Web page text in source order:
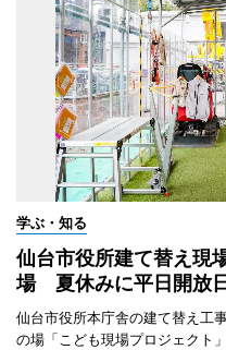
学ぶ・知る
仙台市役所建て替え現
場 夏休みに平日開放
仙台市役所本庁舎の建て替え工
の場「こども現場プロジェクト